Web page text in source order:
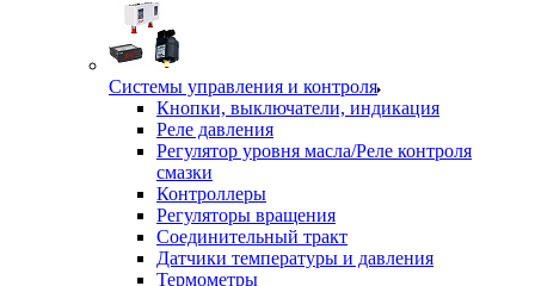
Системы управления и контроля
Кнопки, выключатели, индикация
Реле давления
Регулятор уровня масла/Реле контроля
смазки
Контроллеры
Регуляторы вращения
Соединительный тракт
Датчики температуры и давления
Термометры